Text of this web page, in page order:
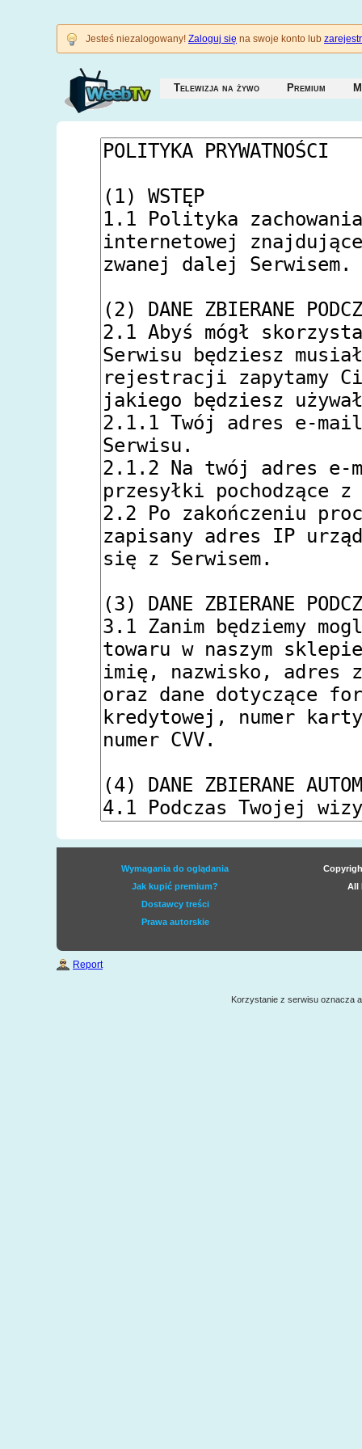
Jesteś niezalogowany! Zaloguj się na swoje konto lub
Telewizja na żywo Premium
Wymagania do oglądania
Jak kupić premium?
Dostawcy treści
Prawa autorskie
All
Report
Korzystanie z serwisu oznacza